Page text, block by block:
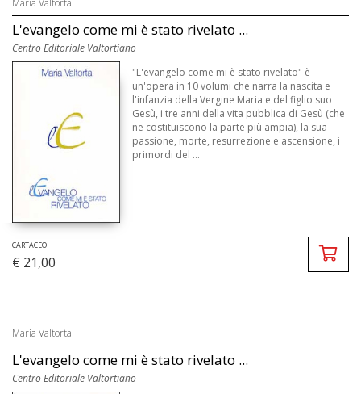
Maria Valtorta
L'evangelo come mi è stato rivelato ...
Centro Editoriale Valtortiano
"L'evangelo come mi è stato rivelato" è
un'opera in 10 volumi che narra la nascita e
l'infanzia della Vergine Maria e del figlio suo
Gesù, i tre anni della vita pubblica di Gesù (che
ne costituiscono la parte più ampia), la sua
passione, morte, resurrezione e ascensione, i
primordi del ...
CARTACEO
€ 21,00
Maria Valtorta
L'evangelo come mi è stato rivelato ...
Centro Editoriale Valtortiano